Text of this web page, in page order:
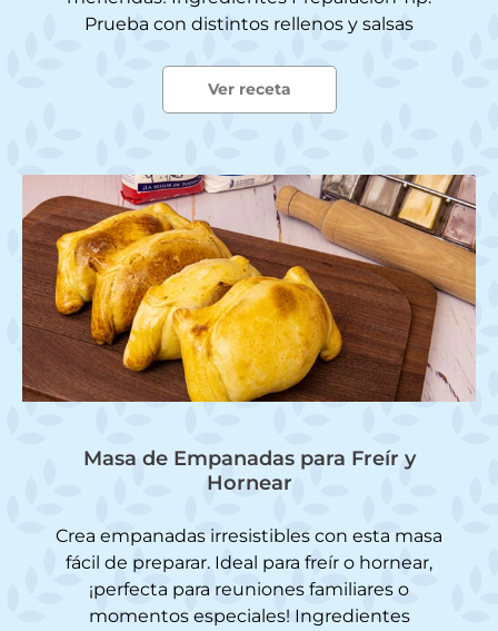
Prueba con distintos rellenos y salsas
Ver receta
Masa de Empanadas para Freír y
Hornear
Crea empanadas irresistibles con esta masa
fácil de preparar. Ideal para freír o hornear,
¡perfecta para reuniones familiares o
momentos especiales! Ingredientes